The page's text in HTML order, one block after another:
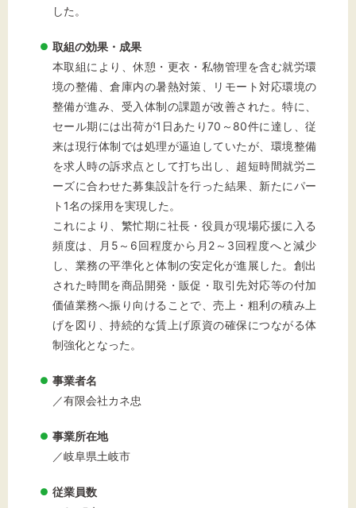
した。
取組の効果・成果
本取組により、休憩・更衣・私物管理を含む就労環
境の整備、倉庫内の暑熱対策、リモート対応環境の
整備が進み、受入体制の課題が改善された。特に、
セール期には出荷が1日あたり70～80件に達し、従
来は現行体制では処理が逼迫していたが、環境整備
を求人時の訴求点として打ち出し、超短時間就労ニ
ーズに合わせた募集設計を行った結果、新たにパー
ト1名の採用を実現した。
これにより、繁忙期に社長・役員が現場応援に入る
頻度は、月5～6回程度から月2～3回程度へと減少
し、業務の平準化と体制の安定化が進展した。創出
された時間を商品開発・販促・取引先対応等の付加
価値業務へ振り向けることで、売上・粗利の積み上
げを図り、持続的な賃上げ原資の確保につながる体
制強化となった。
事業者名
／有限会社カネ忠
事業所在地
／岐阜県土岐市
従業員数